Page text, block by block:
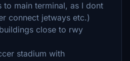
to main terminal, as I dont
connect jetways etc.)
close to rwy
stadium with